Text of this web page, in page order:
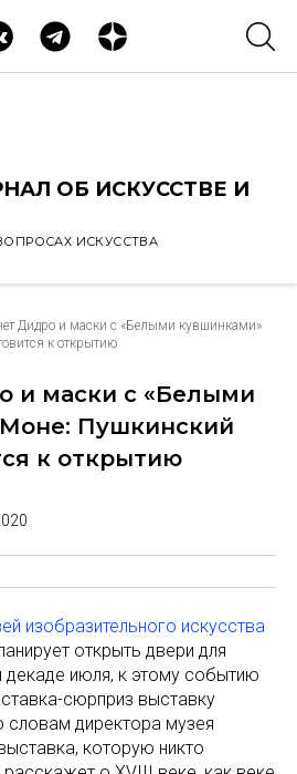
ОБ ИСКУССТВЕ И
ИСКУССТВА
Дидро и маски с «Белыми кувшинками»
к открытию
и маски с «Белыми
Пушкинский
к открытию
изобразительного искусства
открыть двери для
декаде июля, к этому событию
сюрприз выставку
словам директора музея
которую никто